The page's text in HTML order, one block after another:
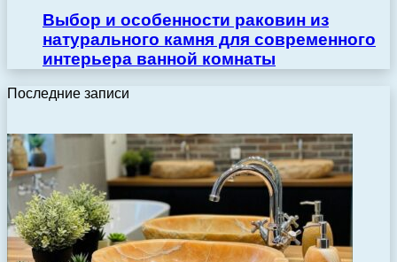
Выбор и особенности раковин из
натурального камня для современного
интерьера ванной комнаты
Последние записи